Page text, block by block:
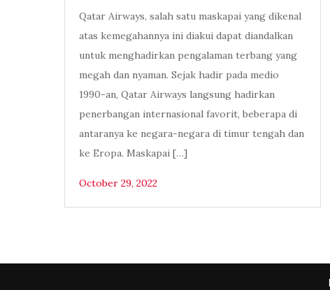
Qatar Airways, salah satu maskapai yang dikenal
atas kemegahannya ini diakui dapat diandalkan
untuk menghadirkan pengalaman terbang yang
megah dan nyaman. Sejak hadir pada medio
1990-an, Qatar Airways langsung hadirkan
penerbangan internasional favorit, beberapa di
antaranya ke negara-negara di timur tengah dan
ke Eropa. Maskapai […]
October 29, 2022